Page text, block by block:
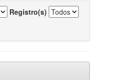
Registro(s)